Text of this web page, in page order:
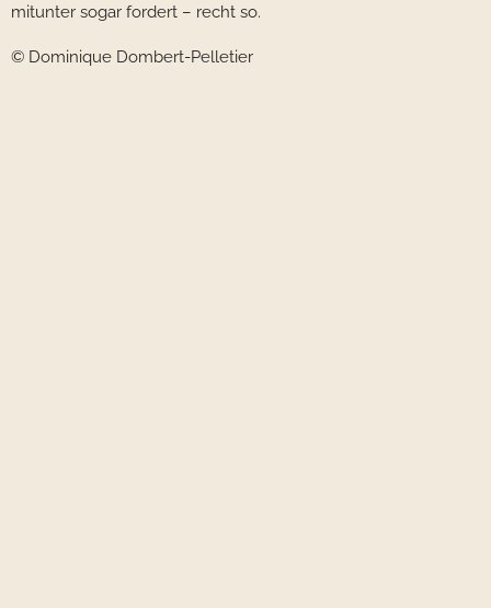
mitunter sogar fordert – recht so.
© Dominique Dombert-Pelletier